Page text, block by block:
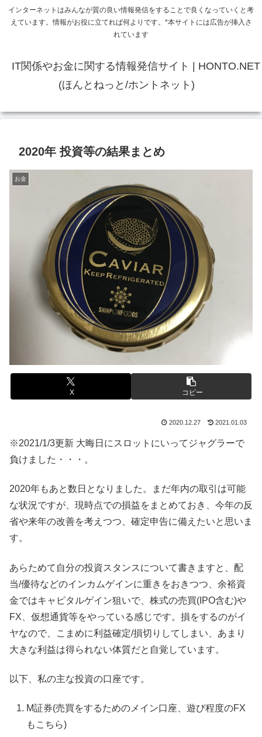
インターネットはみんなが質の良い情報発信をすることで良くなっていくと考
えています。情報がお役に立てれば何よりです。*本サイトには広告が挿入さ
れています
IT関係やお金に関する情報発信サイト | HONTO.NET
(ほんとねっと/ホントネット)
2020年 投資等の結果まとめ
お金
X コピー
2020.12.27 2021.01.03
※2021/1/3更新 大晦日にスロットにいってジャグラーで
負けました・・・。
2020年もあと数日となりました。まだ年内の取引は可能
な状況ですが、現時点での損益をまとめておき、今年の反
省や来年の改善を考えつつ、確定申告に備えたいと思いま
す。
あらためて自分の投資スタンスについて書きますと、配
当/優待などのインカムゲインに重きをおきつつ、余裕資
金ではキャピタルゲイン狙いで、株式の売買(IPO含む)や
FX、仮想通貨等をやっている感じです。損をするのがイ
ヤなので、こまめに利益確定/損切りしてしまい、あまり
大きな利益は得られない体質だと自覚しています。
以下、私の主な投資の口座です。
M証券(売買をするためのメイン口座、遊び程度のFX
もこちら)